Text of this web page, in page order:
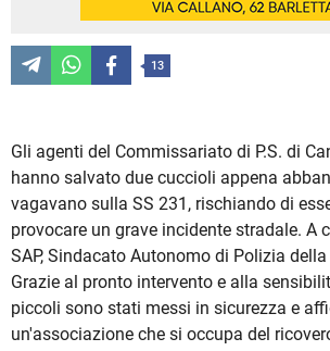
13
Gli agenti del Commissariato di P.S. di
hanno salvato due cuccioli appena
vagavano sulla SS 231, rischiando di
provocare un grave incidente stradale. A
SAP, Sindacato Autonomo di Polizia della
Grazie al pronto intervento e alla
piccoli sono stati messi in sicurezza e
un'associazione che si occupa del